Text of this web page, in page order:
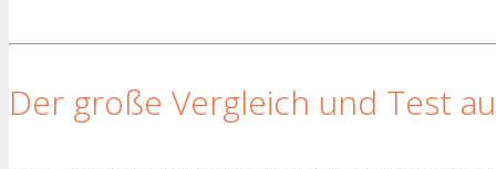
Der große Vergleich und Test